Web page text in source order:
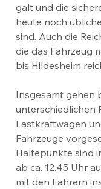
galt und die
heute noch
sind. Auch die
die das Fahrzeug
bis Hildesheim
Insgesamt gehen
unterschiedlichen
Lastkraftwagen
Fahrzeuge
Haltepunkte sind
ab ca. 12.45 Uhr
mit den Fahrern